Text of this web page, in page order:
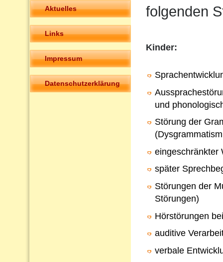
Aktuelles
Links
Impressum
Datenschutzerklärung
folgenden
Kinder:
und
Störung der
eingeschränkter
später
Störungen der
Störungen)
Hörstörungen
auditive
verbale